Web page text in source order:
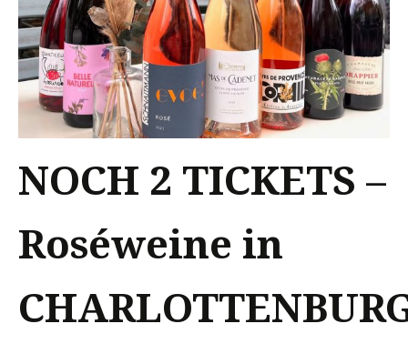
NOCH 2 TICKETS –
Roséweine in